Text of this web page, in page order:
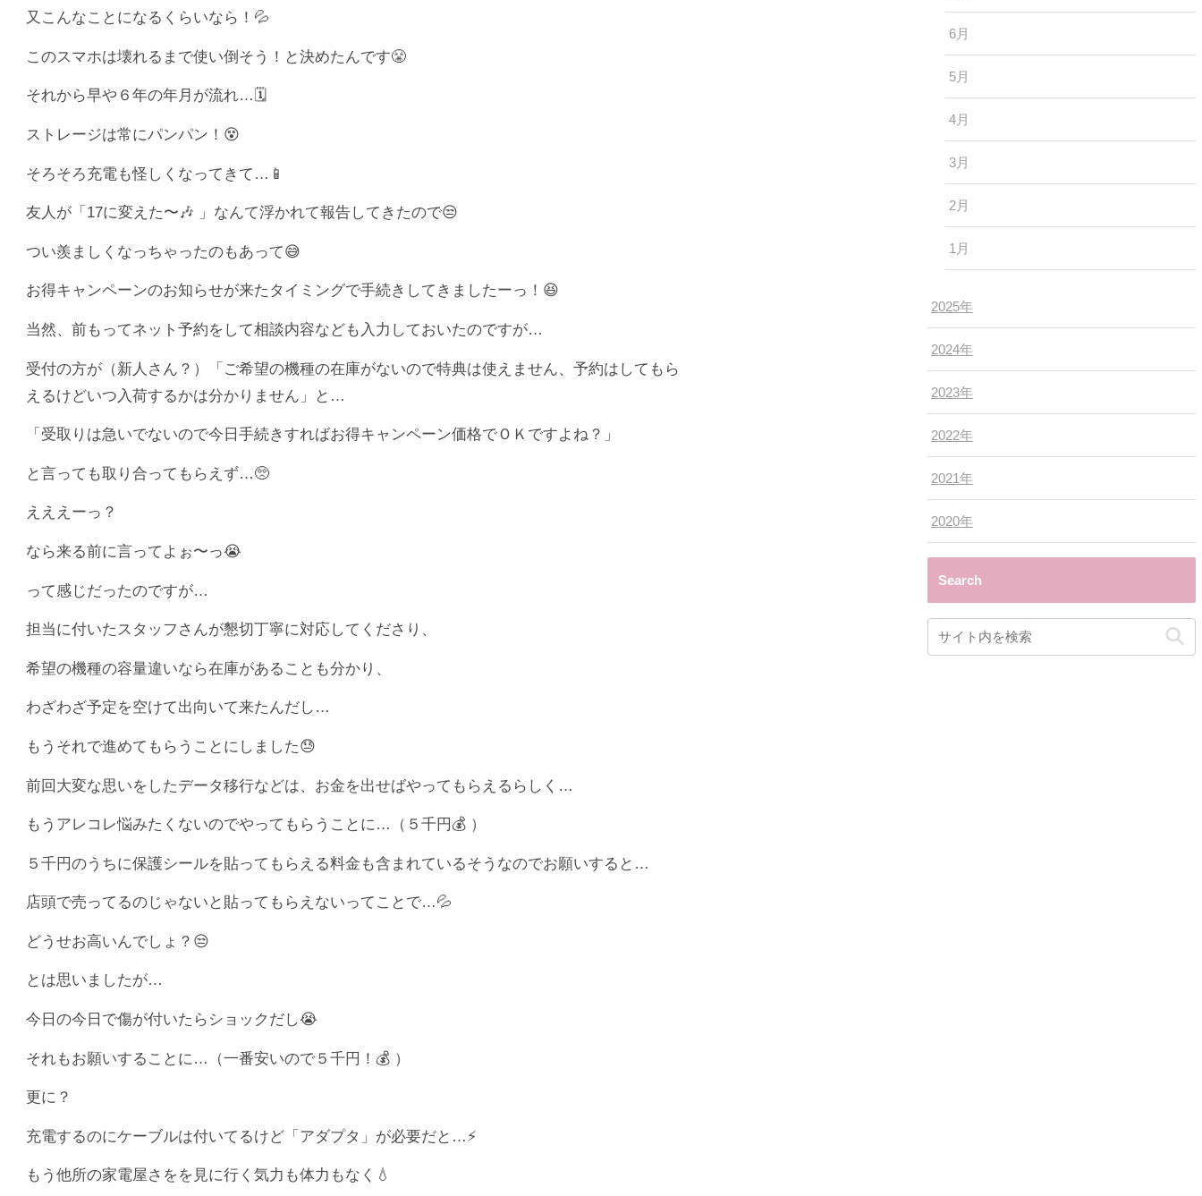
又こんなことになるくらいなら！💦
このスマホは壊れるまで使い倒そう！と決めたんです😤
それから早や６年の年月が流れ…🗓️
ストレージは常にパンパン！😵
そろそろ充電も怪しくなってきて…📱
友人が「17に変えた〜🎶 」なんて浮かれて報告してきたので😒
つい羨ましくなっちゃったのもあって😅
お得キャンペーンのお知らせが来たタイミングで手続きしてきましたーっ！😆
当然、前もってネット予約をして相談内容なども入力しておいたのですが…
受付の方が（新人さん？）「ご希望の機種の在庫がないので特典は使えません、予約はしてもら
えるけどいつ入荷するかは分かりません」と…
「受取りは急いでないので今日手続きすればお得キャンペーン価格でＯＫですよね？」
と言っても取り合ってもらえず…🥺
えええーっ？
なら来る前に言ってよぉ〜っ😭
って感じだったのですが…
担当に付いたスタッフさんが懇切丁寧に対応してくださり、
希望の機種の容量違いなら在庫があることも分かり、
わざわざ予定を空けて出向いて来たんだし…
もうそれで進めてもらうことにしました😓
前回大変な思いをしたデータ移行などは、お金を出せばやってもらえるらしく…
もうアレコレ悩みたくないのでやってもらうことに…（５千円💰 ）
５千円のうちに保護シールを貼ってもらえる料金も含まれているそうなのでお願いすると…
店頭で売ってるのじゃないと貼ってもらえないってことで…💦
どうせお高いんでしょ？😒
とは思いましたが…
今日の今日で傷が付いたらショックだし😭
それもお願いすることに…（一番安いので５千円！💰 ）
更に？
充電するのにケーブルは付いてるけど「アダプタ」が必要だと…⚡️
もう他所の家電屋さをを見に行く気力も体力もなく💧
6月
5月
4月
3月
2月
1月
2025年
2024年
2023年
2022年
2021年
2020年
Search